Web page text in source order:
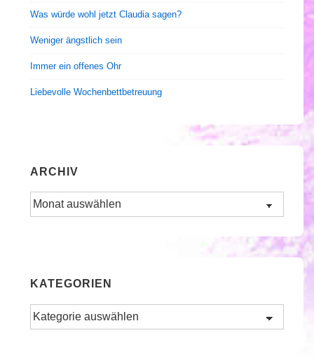
Was würde wohl jetzt Claudia sagen?
Weniger ängstlich sein
Immer ein offenes Ohr
Liebevolle Wochenbettbetreuung
ARCHIV
Archiv
KATEGORIEN
Kategorien